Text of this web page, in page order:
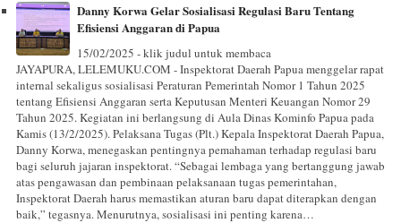
Danny Korwa Gelar Sosialisasi Regulasi Baru Tentang
Efisiensi Anggaran di Papua
15/02/2025 - klik judul untuk membaca
JAYAPURA, LELEMUKU.COM - Inspektorat Daerah Papua menggelar rapat
internal sekaligus sosialisasi Peraturan Pemerintah Nomor 1 Tahun 2025
tentang Efisiensi Anggaran serta Keputusan Menteri Keuangan Nomor 29
Tahun 2025. Kegiatan ini berlangsung di Aula Dinas Kominfo Papua pada
Kamis (13/2/2025). Pelaksana Tugas (Plt.) Kepala Inspektorat Daerah Papua,
Danny Korwa, menegaskan pentingnya pemahaman terhadap regulasi baru
bagi seluruh jajaran inspektorat. “Sebagai lembaga yang bertanggung jawab
atas pengawasan dan pembinaan pelaksanaan tugas pemerintahan,
Inspektorat Daerah harus memastikan aturan baru dapat diterapkan dengan
baik,” tegasnya. Menurutnya, sosialisasi ini penting karena…